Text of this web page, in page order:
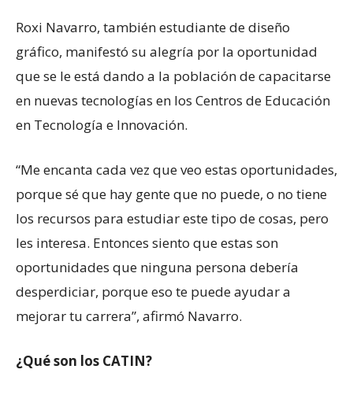
Roxi Navarro, también estudiante de diseño
gráfico, manifestó su alegría por la oportunidad
que se le está dando a la población de capacitarse
en nuevas tecnologías en los Centros de Educación
en Tecnología e Innovación.
“Me encanta cada vez que veo estas oportunidades,
porque sé que hay gente que no puede, o no tiene
los recursos para estudiar este tipo de cosas, pero
les interesa. Entonces siento que estas son
oportunidades que ninguna persona debería
desperdiciar, porque eso te puede ayudar a
mejorar tu carrera”, afirmó Navarro.
¿Qué son los CATIN?